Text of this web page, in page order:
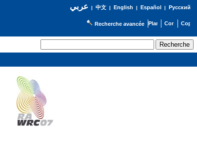
عربي| 中文| English | Español | Русский
Recherche avancée